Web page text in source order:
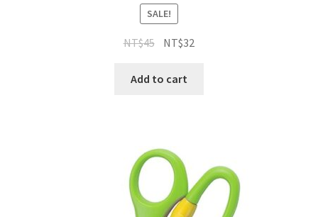
SALE!
NT$45 NT$32
Add to cart